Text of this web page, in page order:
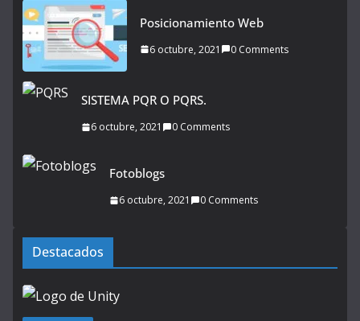
Posicionamiento Web
6 octubre, 2021 0 Comments
SISTEMA PQR O PQRS.
6 octubre, 2021 0 Comments
Fotoblogs
6 octubre, 2021 0 Comments
Destacados